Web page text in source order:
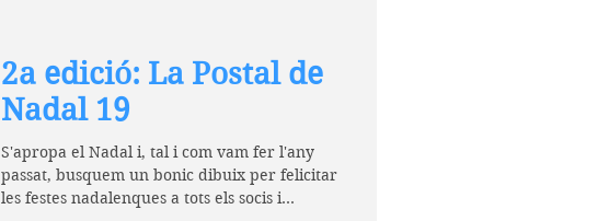
2a edició: La Postal de
Nadal 19
S'apropa el Nadal i, tal i com vam fer l'any
passat, busquem un bonic dibuix per felicitar
les festes nadalenques a tots els socis i...